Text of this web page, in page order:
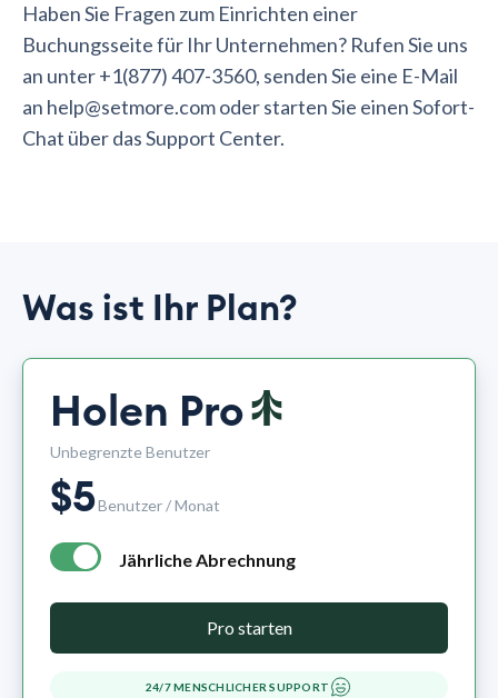
Haben Sie Fragen zum Einrichten einer
Buchungsseite für Ihr Unternehmen? Rufen Sie uns
an unter +1(877) 407-3560, senden Sie eine E-Mail
an help@setmore.com oder starten Sie einen Sofort-
Chat über das Support Center.
Was ist Ihr Plan?
Holen Pro
Unbegrenzte Benutzer
$5Benutzer / Monat
annual billing - free plan $0 per month, pro plan $5 per
Jährliche Abrechnung
Pro starten
24/7 MENSCHLICHER SUPPORT